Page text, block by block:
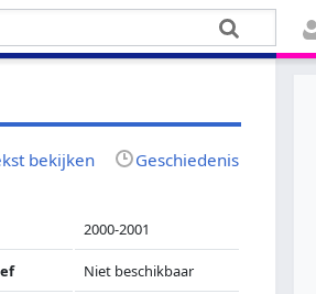
bekijken Geschiedenis
2000-2001
Niet beschikbaar